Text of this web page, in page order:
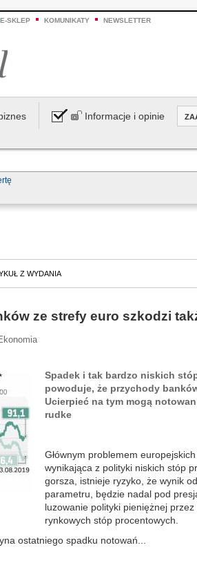
E-SKLEP KOMUNIKATY NEWSLETTER
Informacje i opinie
Z WYDANIA
ze strefy euro szkodzi
Spadek i tak bardzo niskich
powoduje, że przychody
Ucierpieć na tym mogą
rudke
Głównym problemem
wynikająca z polityki niskich stóp
gorsza, istnieje ryzyko, że wynik
parametru, będzie nadal pod
luzowanie polityki pieniężnej
rynkowych stóp procentowych.
ostatniego spadku notowań...